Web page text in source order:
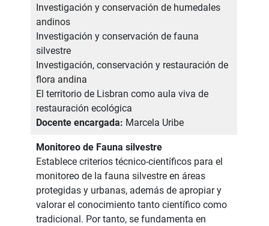
Investigación y conservación de humedales
andinos
Investigación y conservación de fauna
silvestre
Investigación, conservación y restauración de
flora andina
El territorio de Lisbran como aula viva de
restauración ecológica
Docente encargada: Marcela Uribe
Monitoreo de Fauna silvestre
Establece criterios técnico-científicos para el
monitoreo de la fauna silvestre en áreas
protegidas y urbanas, además de apropiar y
valorar el conocimiento tanto científico como
tradicional. Por tanto, se fundamenta en